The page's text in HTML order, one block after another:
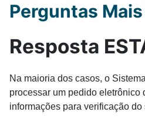
Perguntas
Resposta
Na maioria dos casos, o
processar um pedido eletrônico
informações para verificação do